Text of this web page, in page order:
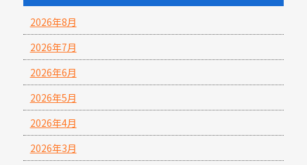
2026年8月
2026年7月
2026年6月
2026年5月
2026年4月
2026年3月